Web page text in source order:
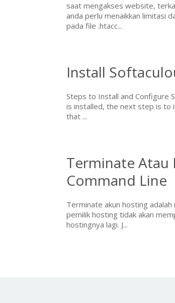
saat mengakses website,
anda perlu menaikkan limitasi
pada file .htacc...
Install
Steps to Install and Configure
is installed, the next step is to
that ...
Terminate Atau
Command Line
Terminate akun hosting
pemilik hosting tidak akan
hostingnya lagi. J...